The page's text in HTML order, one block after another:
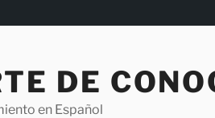
DE
en Español